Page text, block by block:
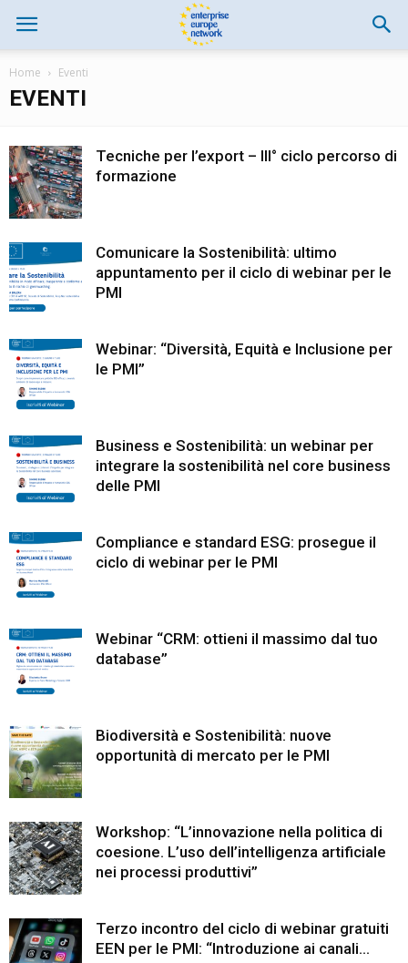
Home Eventi
EVENTI
Tecniche per l’export – III° ciclo percorso di
formazione
Comunicare la Sostenibilità: ultimo
appuntamento per il ciclo di webinar per le
PMI
Webinar: “Diversità, Equità e Inclusione per
le PMI”
Business e Sostenibilità: un webinar per
integrare la sostenibilità nel core business
delle PMI
Compliance e standard ESG: prosegue il
ciclo di webinar per le PMI
Webinar “CRM: ottieni il massimo dal tuo
database”
Biodiversità e Sostenibilità: nuove
opportunità di mercato per le PMI
Workshop: “L’innovazione nella politica di
coesione. L’uso dell’intelligenza artificiale
nei processi produttivi”
Terzo incontro del ciclo di webinar gratuiti
EEN per le PMI: “Introduzione ai canali...